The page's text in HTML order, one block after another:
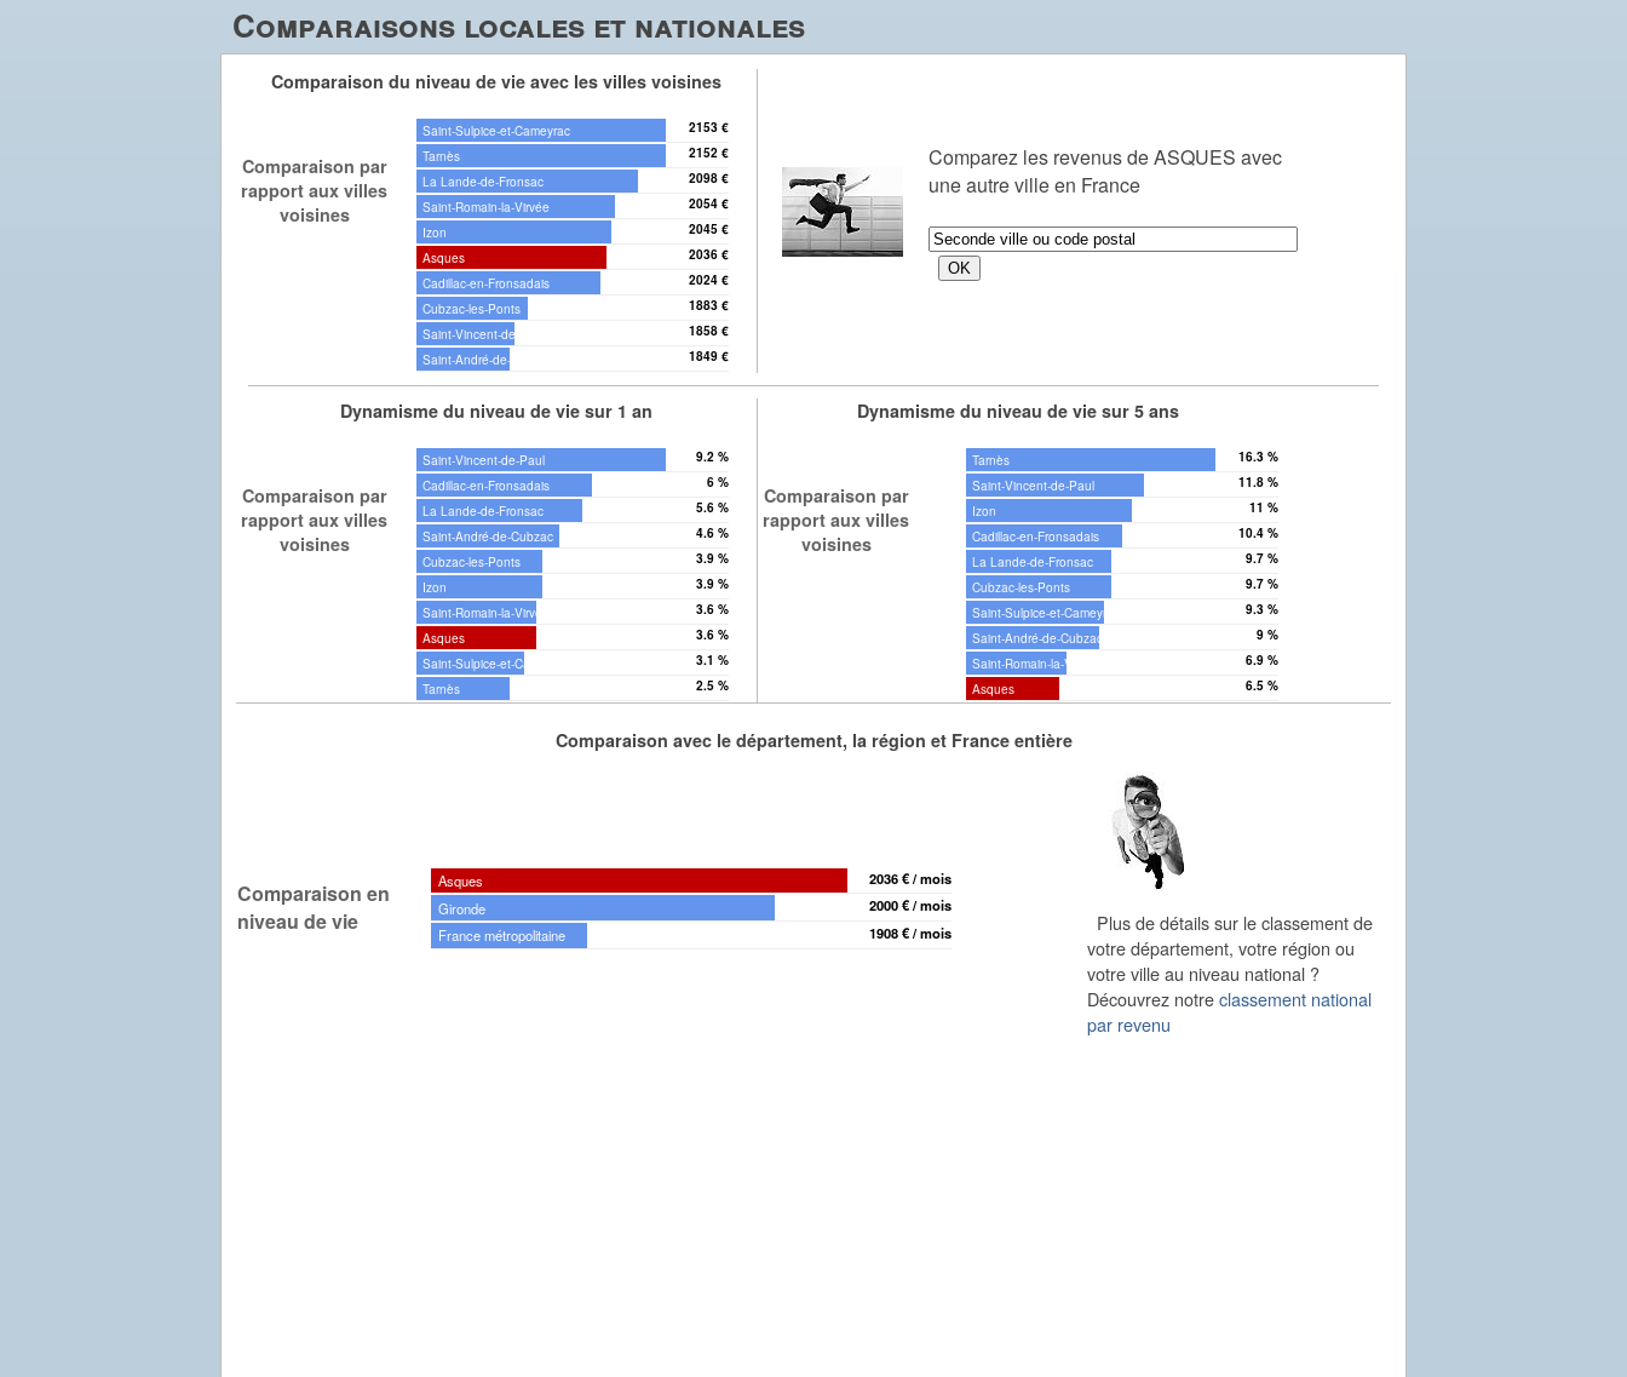
Comparaisons locales et nationales
Comparaison du niveau de vie avec les villes voisines
Comparaison par
rapport aux villes
voisines
Saint-Sulpice-et-Cameyrac 2153 €
Tarnès 2152 €
La Lande-de-Fronsac 2098 €
Saint-Romain-la-Virvée 2054 €
Izon 2045 €
Asques 2036 €
Cadillac-en-Fronsadais 2024 €
Cubzac-les-Ponts 1883 €
Saint-Vincent-de-Paul 1858 €
Saint-André-de-Cubzac 1849 €
Comparez les revenus de ASQUES avec
une autre ville en France
Dynamisme du niveau de vie sur 1 an
Comparaison par
rapport aux villes
voisines
Saint-Vincent-de-Paul 9.2 %
Cadillac-en-Fronsadais 6 %
La Lande-de-Fronsac 5.6 %
Saint-André-de-Cubzac 4.6 %
Cubzac-les-Ponts 3.9 %
Izon 3.9 %
Saint-Romain-la-Virvée 3.6 %
Asques 3.6 %
Saint-Sulpice-et-Cameyrac 3.1 %
Tarnès 2.5 %
Dynamisme du niveau de vie sur 5 ans
Comparaison par
rapport aux villes
voisines
Tarnès 16.3 %
Saint-Vincent-de-Paul 11.8 %
Izon 11 %
Cadillac-en-Fronsadais 10.4 %
La Lande-de-Fronsac 9.7 %
Cubzac-les-Ponts 9.7 %
Saint-Sulpice-et-Cameyrac 9.3 %
Saint-André-de-Cubzac 9 %
Saint-Romain-la-Virvée 6.9 %
Asques 6.5 %
Comparaison avec le département, la région et France entière
Comparaison en
niveau de vie
Asques
2036 € / mois
Gironde
2000 € / mois
France métropolitaine
1908 € / mois
Plus de détails sur le classement de
votre département, votre région ou
votre ville au niveau national ?
Découvrez notreclassement national
par revenu